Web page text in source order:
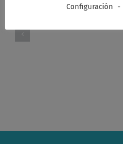
Configuración
-